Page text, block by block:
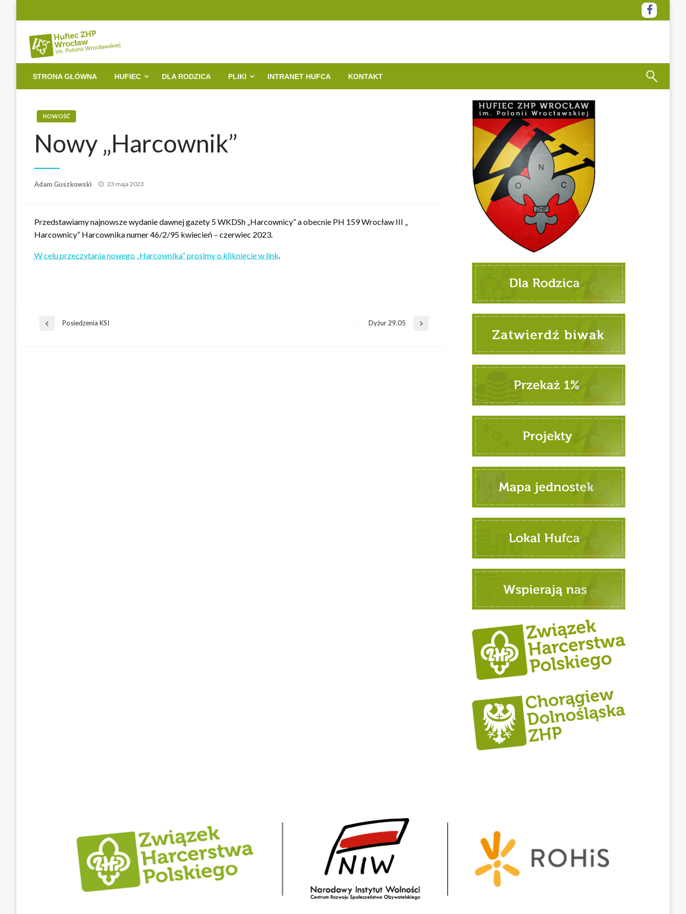
Hufiec ZHP Wrocław im. Polonii Wrocławskiej
Witryna Hufca ZHP Wrocław im. Polonii Wrocławskiej
STRONA GŁÓWNA HUFIEC DLA RODZICA PLIKI INTRANET HUFCA KONTAKT
NOWOŚĆ
Nowy „Harcownik”
Adam Guszkowski
Opublikowane
23 maja 2023
Przedstawiamy najnowsze wydanie dawnej gazety 5 WKDSh „Harcownicy” a obecnie PH 159 Wrocław III „
Harcownicy” Harcownika numer 46/2/95 kwiecień – czerwiec 2023.
W celu przeczytania nowego „Harcownika” prosimy o kliknięcie w link.
Nawigacja
PoprzedniPosiedzenia KSI
Następny
Dyżur 29.05